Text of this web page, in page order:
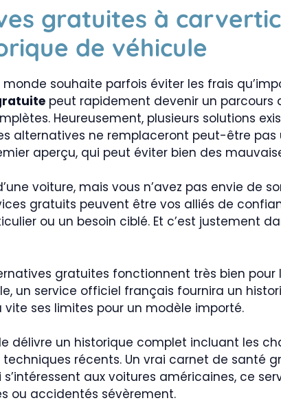
gratuites à
de véhicule
monde souhaite parfois éviter les frais
peut rapidement devenir un
Heureusement, plusieurs solutions
alternatives ne remplaceront peut-être
aperçu, qui peut éviter bien des
voiture, mais vous n’avez pas envie de
gratuits peuvent être vos alliés de
ou un besoin ciblé. Et c’est justement
gratuites fonctionnent très bien pour
un service officiel français fournira un
ses limites pour un modèle importé.
délivre un historique complet incluant les
récents. Un vrai carnet de santé
aux voitures américaines, ce
ou accidentés sévèrement.